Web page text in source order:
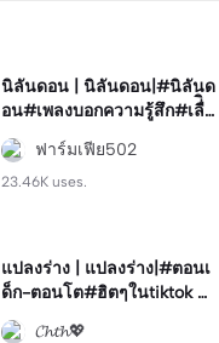
นิลันดอน | นิลันดอน|#นิลันด
อน#เพลงบอกความรู้สึก#เลื่ิอ
นรูป
ฟาร์มเฟีย502
23.46K uses.
แปลงร่าง | แปลงร่าง|#ตอนเ
ด็ก-ตอนโต#ฮิตๆในtiktok #
มาแรง#ฟีด
𝓒𝓱𝓽𝓱💖